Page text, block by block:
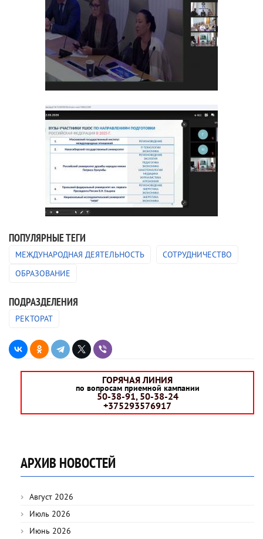
ПОПУЛЯРНЫЕ ТЕГИ
МЕЖДУНАРОДНАЯ ДЕЯТЕЛЬНОСТЬ
СОТРУДНИЧЕСТВО
ОБРАЗОВАНИЕ
ПОДРАЗДЕЛЕНИЯ
РЕКТОРАТ
ГОРЯЧАЯ ЛИНИЯ
по вопросам приемной кампании
50-38-91, 50-38-24
+375293576917
АРХИВ НОВОСТЕЙ
Август 2026
Июль 2026
Июнь 2026